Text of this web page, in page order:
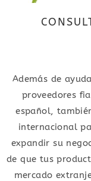
Además de
proveedores
español,
internacional
expandir su
de que tus
mercado